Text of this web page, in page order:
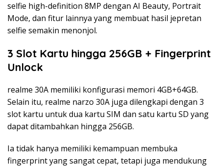
selfie high-definition 8MP dengan AI Beauty, Portrait
Mode, dan fitur lainnya yang membuat hasil jepretan
selfie semakin menonjol.
3 Slot Kartu hingga 256GB + Fingerprint
Unlock
realme 30A memiliki konfigurasi memori 4GB+64GB.
Selain itu, realme narzo 30A juga dilengkapi dengan 3
slot kartu untuk dua kartu SIM dan satu kartu SD yang
dapat ditambahkan hingga 256GB.
Ia tidak hanya memiliki kemampuan membuka
fingerprint yang sangat cepat, tetapi juga mendukung